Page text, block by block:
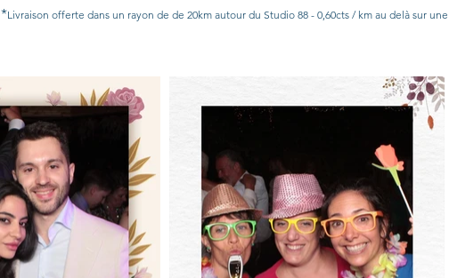
*Livraison offerte dans un rayon de de 20km autour du Studio 88 - 0,60cts / km au delà sur